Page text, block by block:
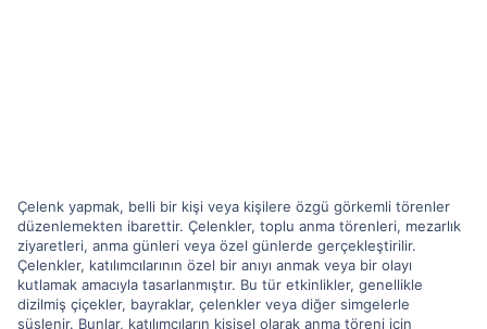
Çelenk yapmak, belli bir kişi veya kişilere özgü görkemli törenler
düzenlemekten ibarettir. Çelenkler, toplu anma törenleri, mezarlık
ziyaretleri, anma günleri veya özel günlerde gerçekleştirilir.
Çelenkler, katılımcılarının özel bir anıyı anmak veya bir olayı
kutlamak amacıyla tasarlanmıştır. Bu tür etkinlikler, genellikle
dizilmiş çiçekler, bayraklar, çelenkler veya diğer simgelerle
süslenir. Bunlar, katılımcıların kişisel olarak anma töreni için